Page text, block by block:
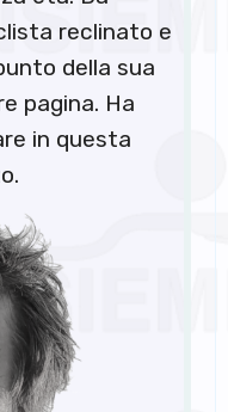
reclinato e
della sua
pagina. Ha
in questa